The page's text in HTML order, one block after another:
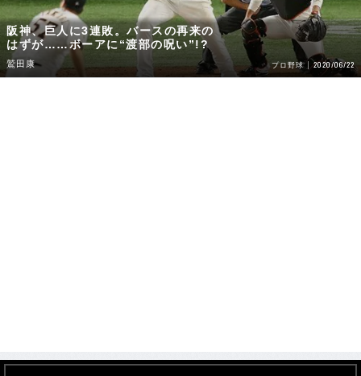
阪神、巨人に3連敗。バースの再来の
はずが……ボーアに“渡部の呪い”!?
鷲田康 プロ野球 2020/06/22